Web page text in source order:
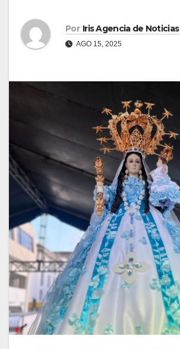
Por Iris Agencia de Noticias
AGO 15, 2025